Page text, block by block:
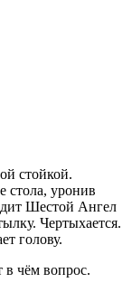
стойкой.
стола, уронив
Шестой Ангел
Чертыхается.
голову.
чём вопрос.